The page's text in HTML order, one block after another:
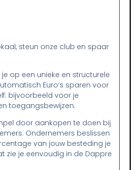
steun onze club en spaar
op een unieke en structurele
Euro’s sparen voor
bijvoorbeeld voor je
toegangsbewijzen.
door aankopen te doen bij
Ondernemers beslissen
van jouw besteding je
zie je eenvoudig in de Dappre